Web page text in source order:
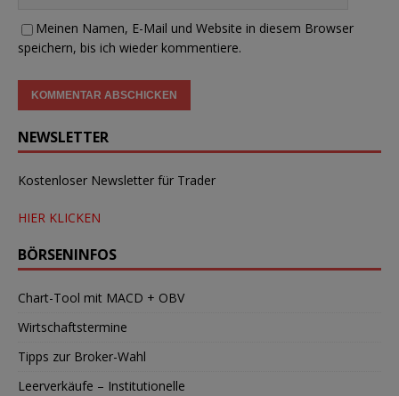
Meinen Namen, E-Mail und Website in diesem Browser
speichern, bis ich wieder kommentiere.
NEWSLETTER
Kostenloser Newsletter für Trader
HIER KLICKEN
BÖRSENINFOS
Chart-Tool mit MACD + OBV
Wirtschaftstermine
Tipps zur Broker-Wahl
Leerverkäufe – Institutionelle